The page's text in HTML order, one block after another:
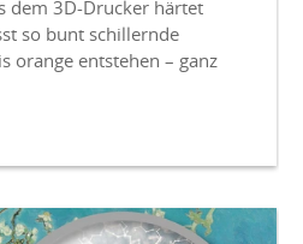
dem 3D-Drucker härtet
so bunt schillernde
orange entstehen – ganz